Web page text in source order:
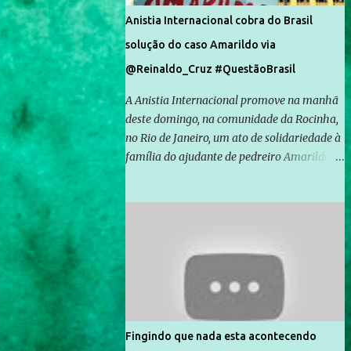
Anistia Internacional cobra do Brasil
solução do caso Amarildo via
@Reinaldo_Cruz #QuestãoBrasil
A Anistia Internacional promove na manhã
deste domingo, na comunidade da Rocinha,
no Rio de Janeiro, um ato de solidariedade à
família do ajudante de pedreiro Amarildo de
Rocinha. A assessora de Direitos Humanos
da Anistia Internacional, Renata Neder, disse
à Agência Brasil que ações e atividades de
mobilização são feitas normalmente pela
organização não governamental. As ações
de solidariedade são promovidas em apoio
Fingindo que nada esta acontecendo